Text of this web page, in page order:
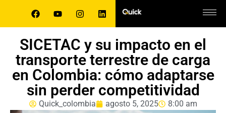
SICETAC y su impacto en el
transporte terrestre de carga
en Colombia: cómo adaptarse
sin perder competitividad
Quick_colombia agosto 5, 2025 8:00 am